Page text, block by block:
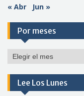
« Abr Jun »
Por meses
Por
Lee Los Lunes